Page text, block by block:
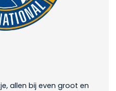
allen bij even groot en